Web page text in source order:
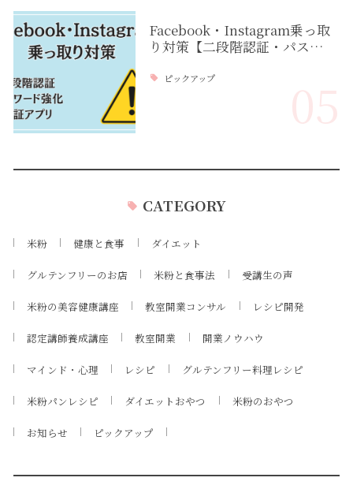
Facebook・Instagram乗っ取
り対策【二段階認証・パス…
ピックアップ 05
CATEGORY
米粉 健康と食事 ダイエット
グルテンフリーのお店 米粉と食事法 受講生の声
米粉の美容健康講座 教室開業コンサル レシピ開発
認定講師養成講座 教室開業 開業ノウハウ
マインド・心理 レシピ グルテンフリー料理レシピ
米粉パンレシピ ダイエットおやつ 米粉のおやつ
お知らせ ピックアップ